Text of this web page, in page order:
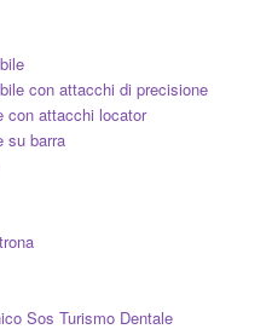
con attacchi di precisione
con attacchi locator
su barra
Sos Turismo Dentale